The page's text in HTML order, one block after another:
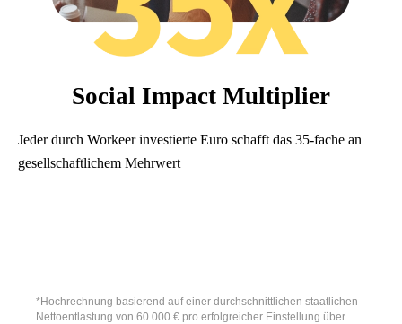
Social Impact Multiplier
Jeder durch Workeer investierte Euro schafft das 35-fache an
gesellschaftlichem Mehrwert
*Hochrechnung basierend auf einer durchschnittlichen staatlichen
Nettoentlastung von 60.000 € pro erfolgreicher Einstellung über